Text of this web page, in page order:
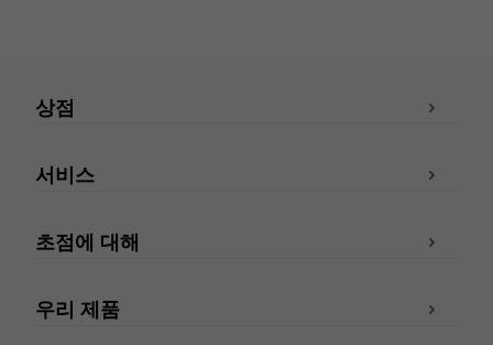
상점
서비스
초점에 대해
우리 제품